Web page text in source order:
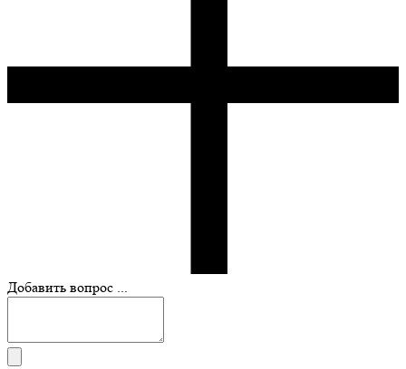
Добавить вопрос ...